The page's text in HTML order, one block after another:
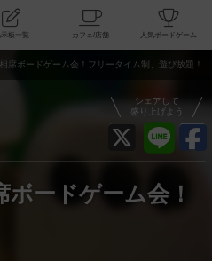
ティ 掲示板一覧 カフェ/店舗
ボードゲーム会！フリータイム制、遊び放題！
シェアして
盛り上げよう
ードゲーム会！